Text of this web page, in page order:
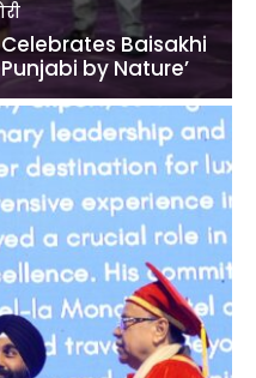
Baisakhi
Punjabi by Nature’